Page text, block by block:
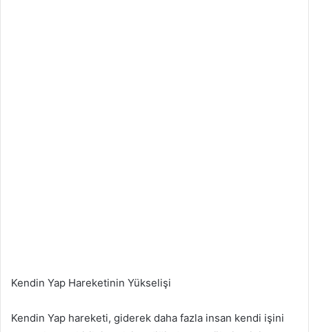
Kendin Yap Hareketinin Yükselişi
Kendin Yap hareketi, giderek daha fazla insan kendi işini